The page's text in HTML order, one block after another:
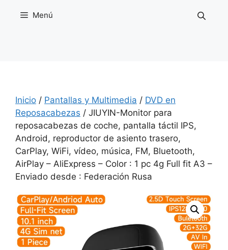
Menú
Inicio / Pantallas y Multimedia / DVD en
Reposacabezas / JIUYIN-Monitor para
reposacabezas de coche, pantalla táctil IPS,
Android, reproductor de asiento trasero,
CarPlay, WiFi, vídeo, música, FM, Bluetooth,
AirPlay – AliExpress – Color : 1 pc 4g Full fit A3 –
Enviado desde : Federación Rusa